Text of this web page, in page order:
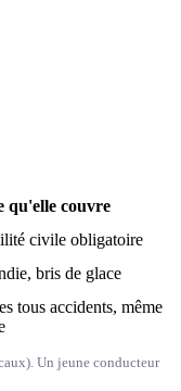
qu'elle couvre
civile obligatoire
bris de glace
tous accidents, même
Un jeune conducteur